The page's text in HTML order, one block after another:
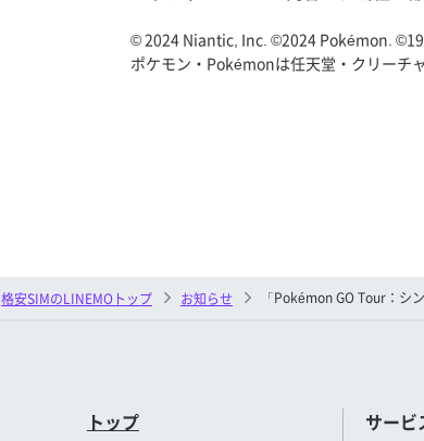
© 2024 Niantic, Inc. ©2024 Pokémon.
ポケモン・Pokémonは任天堂・クリーチ
格安SIMのLINEMOトップ お知らせ 「Pokémon GO Tour：シ
トップ
サービ